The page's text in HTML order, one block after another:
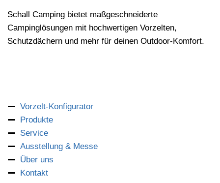
Schall Camping bietet maßgeschneiderte
Campinglösungen mit hochwertigen Vorzelten,
Schutzdächern und mehr für deinen Outdoor-Komfort.
Vorzelt-Konfigurator
Produkte
Service
Ausstellung & Messe
Über uns
Kontakt